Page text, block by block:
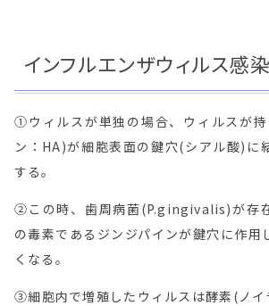
インフルエンザウィルス感
①ウィルスが単独の場合、ウィルスが
ン：HA)が細胞表面の鍵穴(シアル酸)に
する。
②この時、歯周病菌(P.gingivalis)が存
の毒素であるジンジパインが鍵穴に作用
くなる。
③細胞内で増殖したウィルスは酵素(ノイ